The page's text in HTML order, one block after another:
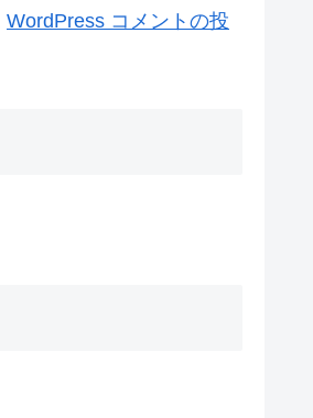
WordPress コメントの投